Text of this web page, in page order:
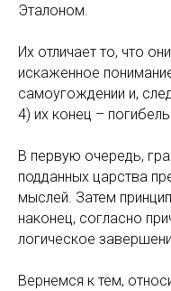
Эталоном.
Их отличает то, что
искаженное
самоугождении и,
4) их конец –
В первую очередь,
подданных царства
мыслей. Затем
наконец, согласно
логическое
Вернемся к тем,